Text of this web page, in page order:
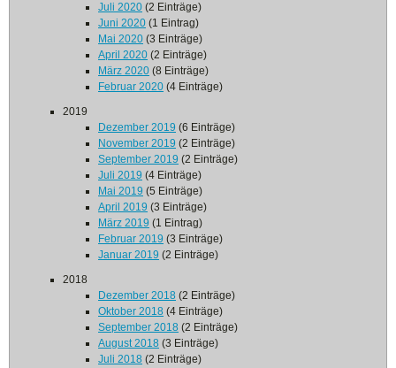
Juli 2020 (2 Einträge)
Juni 2020 (1 Eintrag)
Mai 2020 (3 Einträge)
April 2020 (2 Einträge)
März 2020 (8 Einträge)
Februar 2020 (4 Einträge)
2019
Dezember 2019 (6 Einträge)
November 2019 (2 Einträge)
September 2019 (2 Einträge)
Juli 2019 (4 Einträge)
Mai 2019 (5 Einträge)
April 2019 (3 Einträge)
März 2019 (1 Eintrag)
Februar 2019 (3 Einträge)
Januar 2019 (2 Einträge)
2018
Dezember 2018 (2 Einträge)
Oktober 2018 (4 Einträge)
September 2018 (2 Einträge)
August 2018 (3 Einträge)
Juli 2018 (2 Einträge)